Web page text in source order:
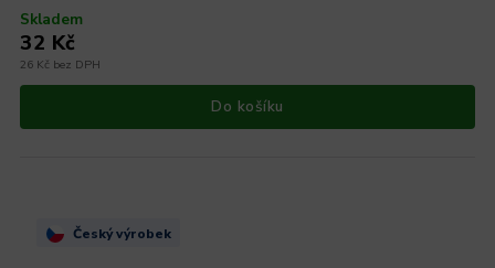
Skladem
26 Kč bez DPH
32 Kč
Do košíku
Český výrobek